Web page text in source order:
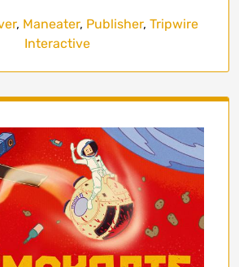
, Maneater, Publisher, Tripwire
Interactive